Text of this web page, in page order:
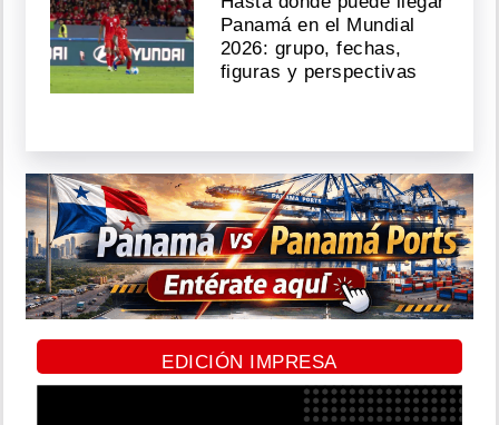
Panamá en el Mundial
2026: grupo, fechas,
figuras y perspectivas
EDICIÓN IMPRESA